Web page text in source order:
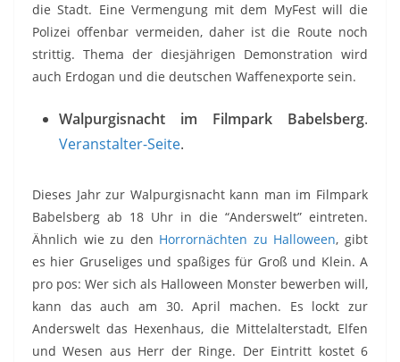
die Stadt. Eine Vermengung mit dem MyFest will die
Polizei offenbar vermeiden, daher ist die Route noch
strittig. Thema der diesjährigen Demonstration wird
auch Erdogan und die deutschen Waffenexporte sein.
Walpurgisnacht im Filmpark Babelsberg.
Veranstalter-Seite.
Dieses Jahr zur Walpurgisnacht kann man im Filmpark
Babelsberg ab 18 Uhr in die “Anderswelt” eintreten.
Ähnlich wie zu den Horrornächten zu Halloween, gibt
es hier Gruseliges und spaßiges für Groß und Klein. A
pro pos: Wer sich als Halloween Monster bewerben will,
kann das auch am 30. April machen. Es lockt zur
Anderswelt das Hexenhaus, die Mittelalterstadt, Elfen
und Wesen aus Herr der Ringe. Der Eintritt kostet 6